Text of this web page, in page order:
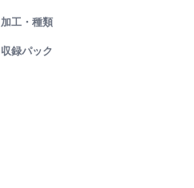
加工・種類
収録パック